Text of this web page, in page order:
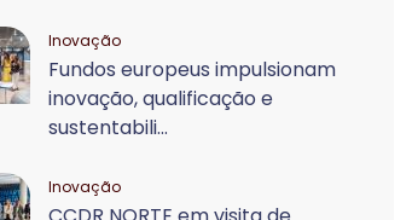
Inovação
Fundos europeus impulsionam
inovação, qualificação e
sustentabili...
Inovação